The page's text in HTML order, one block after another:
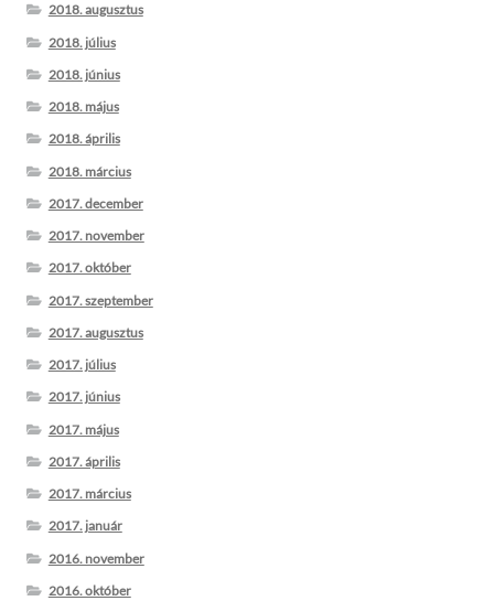
2018. augusztus
2018. július
2018. június
2018. május
2018. április
2018. március
2017. december
2017. november
2017. október
2017. szeptember
2017. augusztus
2017. július
2017. június
2017. május
2017. április
2017. március
2017. január
2016. november
2016. október